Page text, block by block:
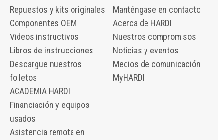
Repuestos y kits originales
Componentes OEM
Videos instructivos
Libros de instrucciones
Descargue nuestros
folletos
ACADEMIA HARDI
Financiación y equipos
usados
Asistencia remota en
Manténgase en contacto
Acerca de HARDI
Nuestros compromisos
Noticias y eventos
Medios de comunicación
MyHARDI